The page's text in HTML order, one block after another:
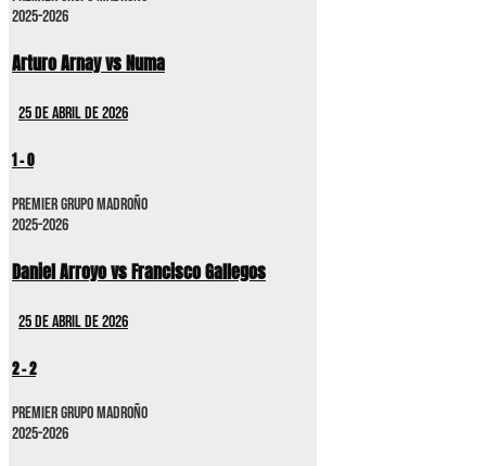
2025-2026
Arturo Arnay vs Numa
25 de abril de 2026
1-0
Premier GRUPO MADROÑO
2025-2026
Daniel Arroyo vs Francisco Gallegos
25 de abril de 2026
2-2
Premier GRUPO MADROÑO
2025-2026